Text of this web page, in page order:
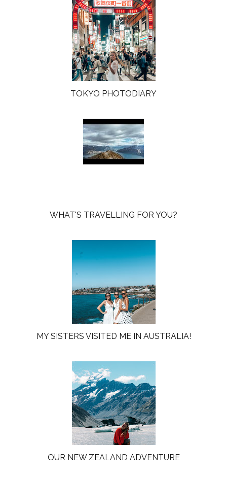
TOKYO PHOTODIARY
WHAT'S TRAVELLING FOR YOU?
MY SISTERS VISITED ME IN AUSTRALIA!
OUR NEW ZEALAND ADVENTURE